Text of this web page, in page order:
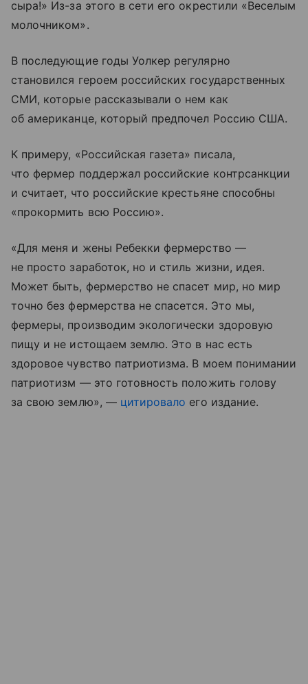
сыра!» Из-за этого в сети его окрестили «Веселым
молочником».
В последующие годы Уолкер регулярно
становился героем российских государственных
СМИ, которые рассказывали о нем как
об американце, который предпочел Россию США.
К примеру, «Российская газета» писала,
что фермер поддержал российские контрсанкции
и считает, что российские крестьяне способны
«прокормить всю Россию».
«Для меня и жены Ребекки фермерство —
не просто заработок, но и стиль жизни, идея.
Может быть, фермерство не спасет мир, но мир
точно без фермерства не спасется. Это мы,
фермеры, производим экологически здоровую
пищу и не истощаем землю. Это в нас есть
здоровое чувство патриотизма. В моем понимании
патриотизм — это готовность положить голову
за свою землю», — цитировало его издание.